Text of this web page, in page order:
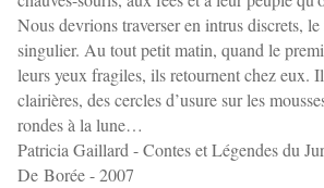
Nous devrions traverser en intrus discrets,
singulier. Au tout petit matin, quand le
leurs yeux fragiles, ils retournent chez eux.
clairières, des cercles d’usure sur les
rondes à la lune…
Patricia Gaillard - Contes et Légendes du
De Borée - 2007